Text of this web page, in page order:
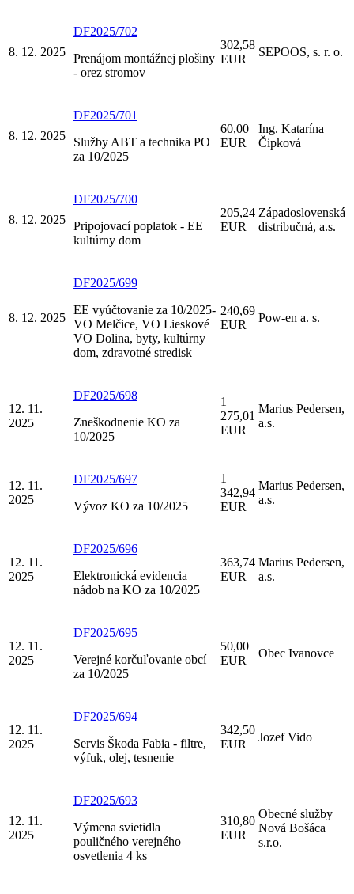
8. 12. 2025
DF2025/702
Prenájom montážnej plošiny
- orez stromov
302,58
EUR
SEPOOS, s. r. o.
8. 12. 2025
DF2025/701
Služby ABT a technika PO
za 10/2025
60,00
EUR
Ing. Katarína
Čipková
8. 12. 2025
DF2025/700
Pripojovací poplatok - EE
kultúrny dom
205,24
EUR
Západoslovenská
distribučná, a.s.
8. 12. 2025
DF2025/699
EE vyúčtovanie za 10/2025-
VO Melčice, VO Lieskové
VO Dolina, byty, kultúrny
dom, zdravotné stredisk
240,69
EUR
Pow-en a. s.
12. 11.
2025
DF2025/698
Zneškodnenie KO za
10/2025
1
275,01
EUR
Marius Pedersen,
a.s.
12. 11.
2025
DF2025/697
Vývoz KO za 10/2025
1
342,94
EUR
Marius Pedersen,
a.s.
12. 11.
2025
DF2025/696
Elektronická evidencia
nádob na KO za 10/2025
363,74
EUR
Marius Pedersen,
a.s.
12. 11.
2025
DF2025/695
Verejné korčuľovanie obcí
za 10/2025
50,00
EUR
Obec Ivanovce
12. 11.
2025
DF2025/694
Servis Škoda Fabia - filtre,
výfuk, olej, tesnenie
342,50
EUR
Jozef Vido
12. 11.
2025
DF2025/693
Výmena svietidla
pouličného verejného
osvetlenia 4 ks
310,80
EUR
Obecné služby
Nová Bošáca
s.r.o.